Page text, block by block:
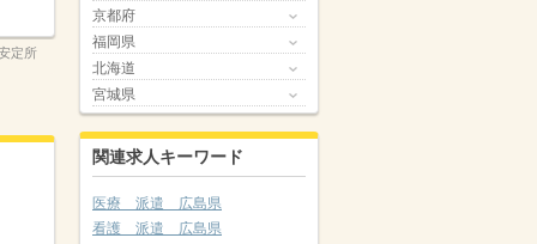
定所
京都府
福岡県
北海道
宮城県
関連求人キーワード
医療 派遣 広島県
看護 派遣 広島県